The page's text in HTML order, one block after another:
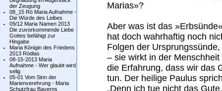
der Zeugung
08_15 Rö Maria Aufnahme -
Die Würde des Leibes
09/12 Maria Namen 2013
Die zuvorkommende Liebe
Gottes befähigt zur
Hingabe
Maria Königin des Friedens
2013 Rödlas
08-15-2013 Maria
Aufnahme - Wer glaubt wird
selig
05-01 Vom Sinn der
Marienverehrung - Maria
Schutzfrau Bayerns
Marias»?
Aber was ist das
hat doch wahrhaftig noch
Folgen der
– sie wirkt in der
die Erfahrung, dass wir das
tun. Der heilige Paulus
„Denn ich tue nicht das